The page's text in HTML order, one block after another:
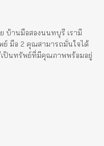
บ้านมือสองนนทบุรี เรามี
ย์ มือ 2 คุณสามารถมั่นใจได้
ป็นทรัพย์ที่มีคุณภาพพร้อมอยู่